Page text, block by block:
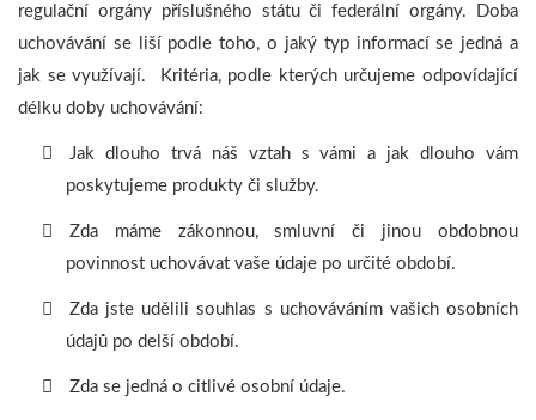
regulační orgány příslušného státu či federální orgány. Doba
uchovávání se liší podle toho, o jaký typ informací se jedná a
jak se využívají. Kritéria, podle kterých určujeme odpovídající
délku doby uchovávání:
Jak dlouho trvá náš vztah s vámi a jak dlouho vám
poskytujeme produkty či služby.
Zda máme zákonnou, smluvní či jinou obdobnou
povinnost uchovávat vaše údaje po určité období.
Zda jste udělili souhlas s uchováváním vašich osobních
údajů po delší období.
Zda se jedná o citlivé osobní údaje.